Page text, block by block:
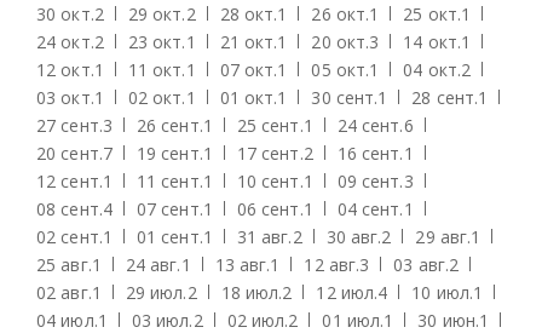
30 окт.2 29 окт.2 28 окт.1 26 окт.1 25 окт.1
24 окт.2 23 окт.1 21 окт.1 20 окт.3 14 окт.1
12 окт.1 11 окт.1 07 окт.1 05 окт.1 04 окт.2
03 окт.1 02 окт.1 01 окт.1 30 сент.1 28 сент.1
27 сент.3 26 сент.1 25 сент.1 24 сент.6
20 сент.7 19 сент.1 17 сент.2 16 сент.1
12 сент.1 11 сент.1 10 сент.1 09 сент.3
08 сент.4 07 сент.1 06 сент.1 04 сент.1
02 сент.1 01 сент.1 31 авг.2 30 авг.2 29 авг.1
25 авг.1 24 авг.1 13 авг.1 12 авг.3 03 авг.2
02 авг.1 29 июл.2 18 июл.2 12 июл.4 10 июл.1
04 июл.1 03 июл.2 02 июл.2 01 июл.1 30 июн.1